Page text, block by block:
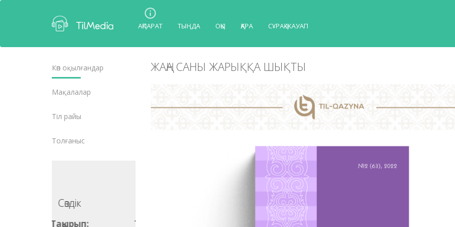
АҚПАРАТ ТЫҢДА ОҚЫ ҚАРА СҰРАҚ-ЖАУАП
Көп оқылғандар
Мақалалар
Тіл райы
Толғаныс
Тақырып:
ЖАҢА САНЫ ЖАРЫҚҚА ШЫҚТЫ